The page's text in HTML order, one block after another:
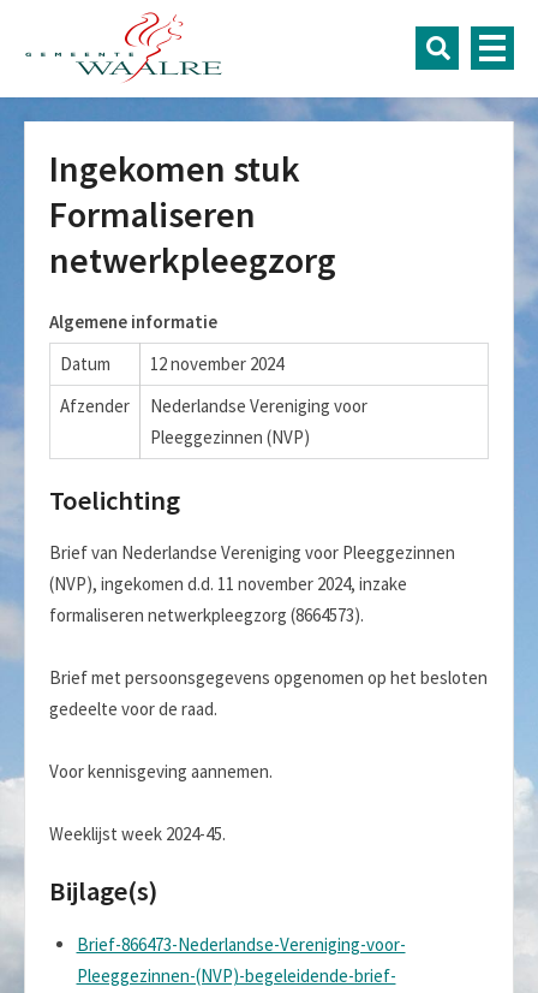
Ingekomen stuk
Formaliseren
netwerkpleegzorg
Algemene informatie
Datum
12 november 2024
Afzender
Nederlandse Vereniging voor
Pleeggezinnen (NVP)
Toelichting
Brief van Nederlandse Vereniging voor Pleeggezinnen
(NVP), ingekomen d.d. 11 november 2024, inzake
formaliseren netwerkpleegzorg (8664573).
Brief met persoonsgegevens opgenomen op het besloten
gedeelte voor de raad.
Voor kennisgeving aannemen.
Weeklijst week 2024-45.
Bijlage(s)
Brief-866473-Nederlandse-Vereniging-voor-
Pleeggezinnen-(NVP)-begeleidende-brief-